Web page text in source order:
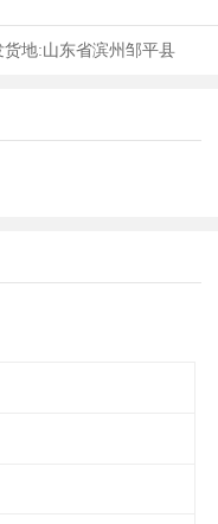
货地:山东省滨州邹平县